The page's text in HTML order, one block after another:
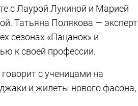
с Лаурой Лукиной и Марией
Татьяна Полякова — эксперт
сезонах «Пацанок» и
к своей профессии.
с ученицами на
и жилеты нового фасона,